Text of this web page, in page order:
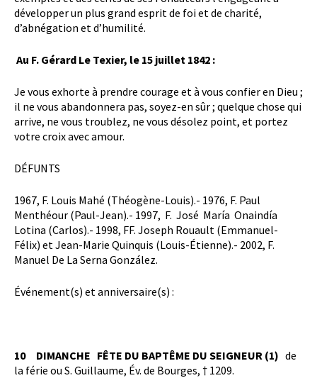
développer un plus grand esprit de foi et de charité,
d’abnégation et d’humilité.
Au F. Gérard Le Texier, le 15 juillet 1842 :
Je vous exhorte à prendre courage et à vous confier en Dieu ;
il ne vous abandonnera pas, soyez-en sûr ; quelque chose qui
arrive, ne vous troublez, ne vous désolez point, et portez
votre croix avec amour.
DÉFUNTS
1967, F. Louis Mahé (Théogène-Louis).- 1976, F. Paul
Menthéour (Paul-Jean).- 1997, F. José María Onaindía
Lotina (Carlos).- 1998, FF. Joseph Rouault (Emmanuel-
Félix) et Jean-Marie Quinquis (Louis-Étienne).- 2002, F.
Manuel De La Serna González.
Événement(s) et anniversaire(s) :
10 DIMANCHE FÊTE DU BAPTÊME DU SEIGNEUR (1) de
la férie ou S. Guillaume, Év. de Bourges, † 1209.